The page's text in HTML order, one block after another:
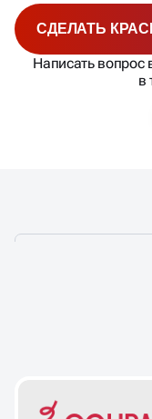
СДЕЛАТЬ
Написать вопрос
в